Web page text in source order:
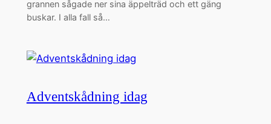
grannen sågade ner sina äppelträd och ett gäng
buskar. I alla fall så…
Adventskådning idag